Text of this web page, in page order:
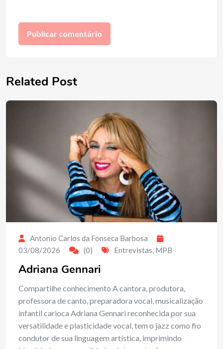
Related Post
Antonio Carlos da Fonseca Barbosa
03/08/2026
(0) Entrevistas, MPB
Adriana Gennari
Compartilhe conhecimento A cantora, produtora,
professora de canto, preparadora vocal, musicalização
infantil carioca Adriana Gennari reconhecida por sua
versatilidade e plasticidade vocal, tem o jazz como fio
condutor de sua linguagem artística, imprimindo